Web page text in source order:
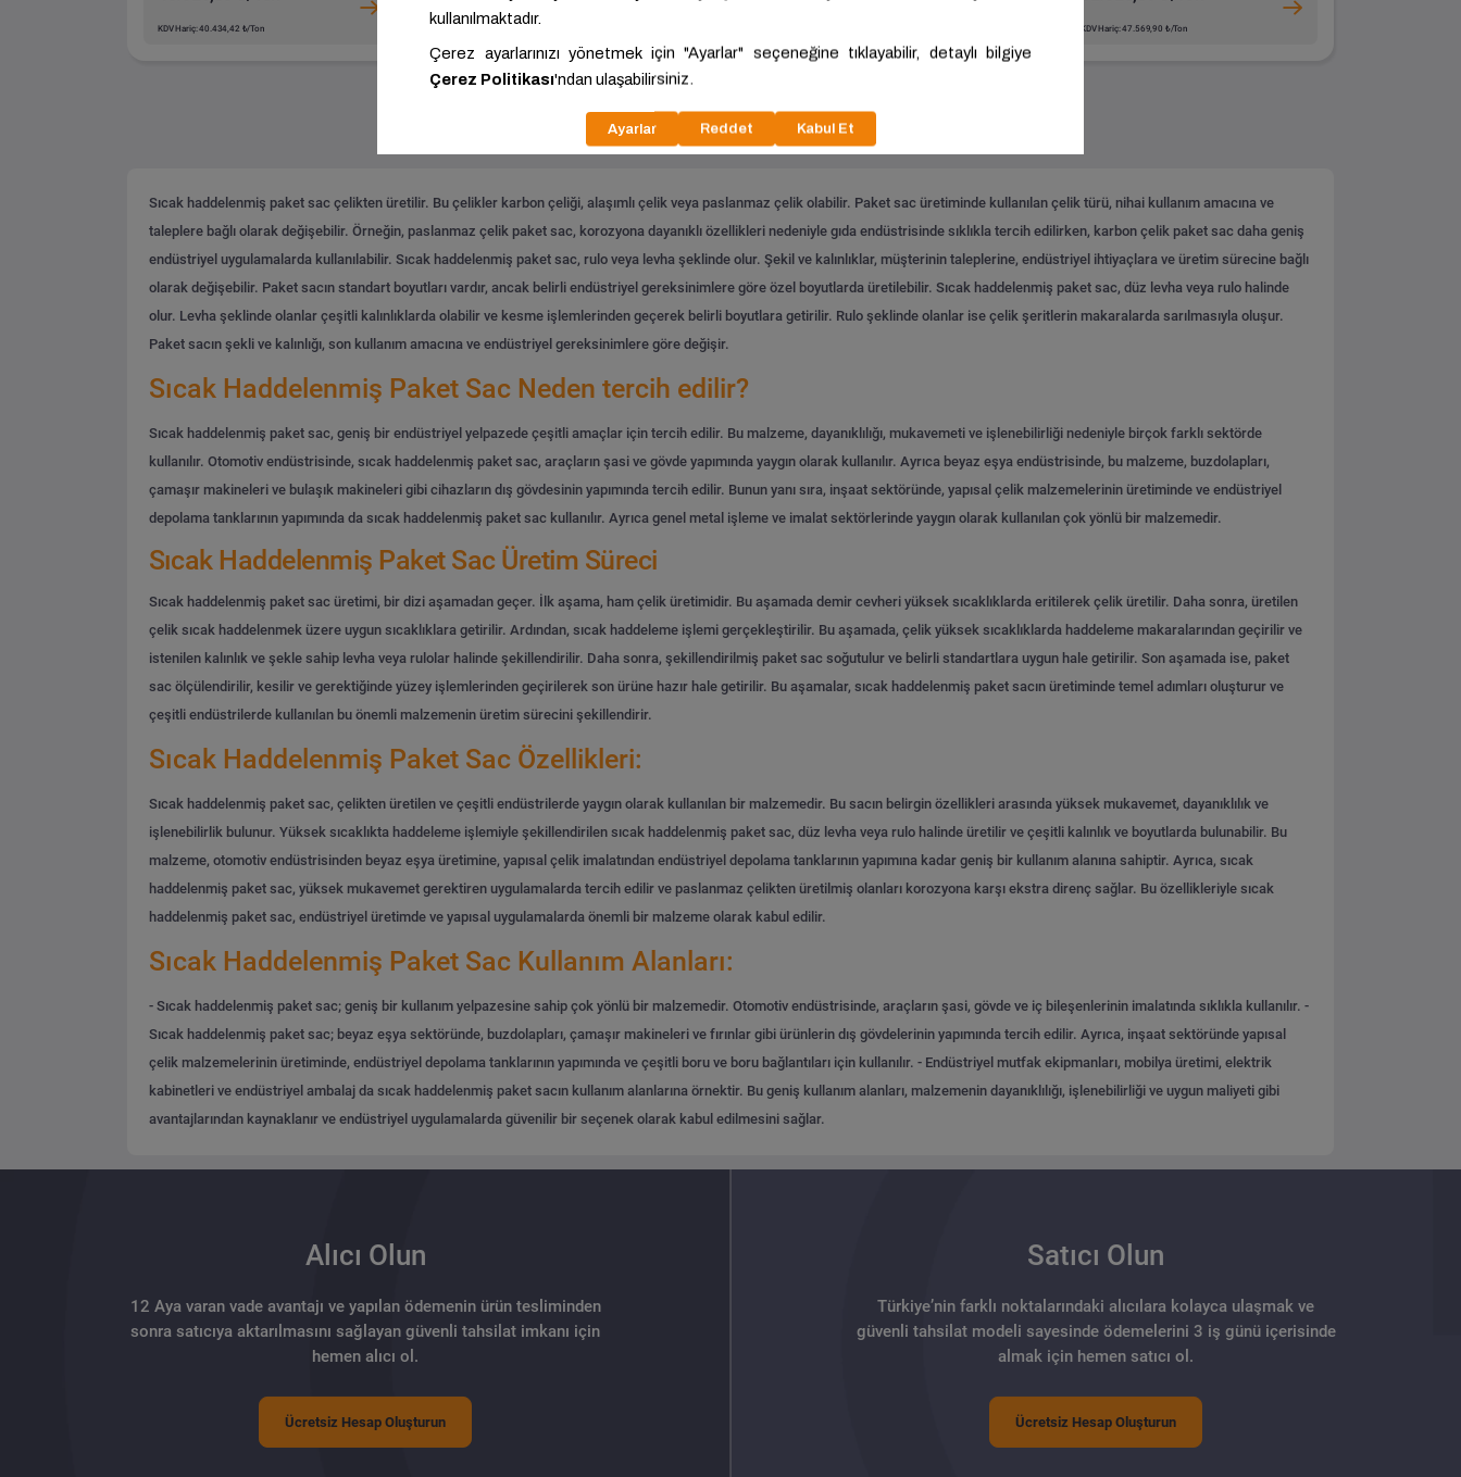
KDV Hariç: 40.434,42 ₺/Ton KDV Hariç: 47.569,90 ₺/Ton
Tümünü Gör
Sıcak haddelenmiş paket sac çelikten üretilir. Bu çelikler karbon çeliği, alaşımlı çelik veya paslanmaz çelik olabilir. Paket sac üretiminde kullanılan çelik türü, nihai kullanım amacına ve
taleplere bağlı olarak değişebilir. Örneğin, paslanmaz çelik paket sac, korozyona dayanıklı özellikleri nedeniyle gıda endüstrisinde sıklıkla tercih edilirken, karbon çelik paket sac daha geniş
endüstriyel uygulamalarda kullanılabilir. Sıcak haddelenmiş paket sac, rulo veya levha şeklinde olur. Şekil ve kalınlıklar, müşterinin taleplerine, endüstriyel ihtiyaçlara ve üretim sürecine bağlı
olarak değişebilir. Paket sacın standart boyutları vardır, ancak belirli endüstriyel gereksinimlere göre özel boyutlarda üretilebilir. Sıcak haddelenmiş paket sac, düz levha veya rulo halinde
olur. Levha şeklinde olanlar çeşitli kalınlıklarda olabilir ve kesme işlemlerinden geçerek belirli boyutlara getirilir. Rulo şeklinde olanlar ise çelik şeritlerin makaralarda sarılmasıyla oluşur.
Paket sacın şekli ve kalınlığı, son kullanım amacına ve endüstriyel gereksinimlere göre değişir.
Sıcak Haddelenmiş Paket Sac Neden tercih edilir?
Sıcak haddelenmiş paket sac, geniş bir endüstriyel yelpazede çeşitli amaçlar için tercih edilir. Bu malzeme, dayanıklılığı, mukavemeti ve işlenebilirliği nedeniyle birçok farklı sektörde
kullanılır. Otomotiv endüstrisinde, sıcak haddelenmiş paket sac, araçların şasi ve gövde yapımında yaygın olarak kullanılır. Ayrıca beyaz eşya endüstrisinde, bu malzeme, buzdolapları,
çamaşır makineleri ve bulaşık makineleri gibi cihazların dış gövdesinin yapımında tercih edilir. Bunun yanı sıra, inşaat sektöründe, yapısal çelik malzemelerinin üretiminde ve endüstriyel
depolama tanklarının yapımında da sıcak haddelenmiş paket sac kullanılır. Ayrıca genel metal işleme ve imalat sektörlerinde yaygın olarak kullanılan çok yönlü bir malzemedir.
Sıcak Haddelenmiş Paket Sac Üretim Süreci
Sıcak haddelenmiş paket sac üretimi, bir dizi aşamadan geçer. İlk aşama, ham çelik üretimidir. Bu aşamada demir cevheri yüksek sıcaklıklarda eritilerek çelik üretilir. Daha sonra, üretilen
çelik sıcak haddelenmek üzere uygun sıcaklıklara getirilir. Ardından, sıcak haddeleme işlemi gerçekleştirilir. Bu aşamada, çelik yüksek sıcaklıklarda haddeleme makaralarından geçirilir ve
istenilen kalınlık ve şekle sahip levha veya rulolar halinde şekillendirilir. Daha sonra, şekillendirilmiş paket sac soğutulur ve belirli standartlara uygun hale getirilir. Son aşamada ise, paket
sac ölçülendirilir, kesilir ve gerektiğinde yüzey işlemlerinden geçirilerek son ürüne hazır hale getirilir. Bu aşamalar, sıcak haddelenmiş paket sacın üretiminde temel adımları oluşturur ve
çeşitli endüstrilerde kullanılan bu önemli malzemenin üretim sürecini şekillendirir.
Sıcak Haddelenmiş Paket Sac Özellikleri:
Sıcak haddelenmiş paket sac, çelikten üretilen ve çeşitli endüstrilerde yaygın olarak kullanılan bir malzemedir. Bu sacın belirgin özellikleri arasında yüksek mukavemet, dayanıklılık ve
işlenebilirlik bulunur. Yüksek sıcaklıkta haddeleme işlemiyle şekillendirilen sıcak haddelenmiş paket sac, düz levha veya rulo halinde üretilir ve çeşitli kalınlık ve boyutlarda bulunabilir. Bu
malzeme, otomotiv endüstrisinden beyaz eşya üretimine, yapısal çelik imalatından endüstriyel depolama tanklarının yapımına kadar geniş bir kullanım alanına sahiptir. Ayrıca, sıcak
haddelenmiş paket sac, yüksek mukavemet gerektiren uygulamalarda tercih edilir ve paslanmaz çelikten üretilmiş olanları korozyona karşı ekstra direnç sağlar. Bu özellikleriyle sıcak
haddelenmiş paket sac, endüstriyel üretimde ve yapısal uygulamalarda önemli bir malzeme olarak kabul edilir.
Sıcak Haddelenmiş Paket Sac Kullanım Alanları:
- Sıcak haddelenmiş paket sac; geniş bir kullanım yelpazesine sahip çok yönlü bir malzemedir. Otomotiv endüstrisinde, araçların şasi, gövde ve iç bileşenlerinin imalatında sıklıkla kullanılır. -
Sıcak haddelenmiş paket sac; beyaz eşya sektöründe, buzdolapları, çamaşır makineleri ve fırınlar gibi ürünlerin dış gövdelerinin yapımında tercih edilir. Ayrıca, inşaat sektöründe yapısal
çelik malzemelerinin üretiminde, endüstriyel depolama tanklarının yapımında ve çeşitli boru ve boru bağlantıları için kullanılır. - Endüstriyel mutfak ekipmanları, mobilya üretimi, elektrik
kabinetleri ve endüstriyel ambalaj da sıcak haddelenmiş paket sacın kullanım alanlarına örnektir. Bu geniş kullanım alanları, malzemenin dayanıklılığı, işlenebilirliği ve uygun maliyeti gibi
avantajlarından kaynaklanır ve endüstriyel uygulamalarda güvenilir bir seçenek olarak kabul edilmesini sağlar.
Alıcı Olun
12 Aya varan vade avantajı ve yapılan ödemenin ürün tesliminden
sonra satıcıya aktarılmasını sağlayan güvenli tahsilat imkanı için
hemen alıcı ol.
Ücretsiz Hesap Oluşturun
Satıcı Olun
Türkiye’nin farklı noktalarındaki alıcılara kolayca ulaşmak ve
güvenli tahsilat modeli sayesinde ödemelerini 3 iş günü içerisinde
almak için hemen satıcı ol.
Ücretsiz Hesap Oluşturun